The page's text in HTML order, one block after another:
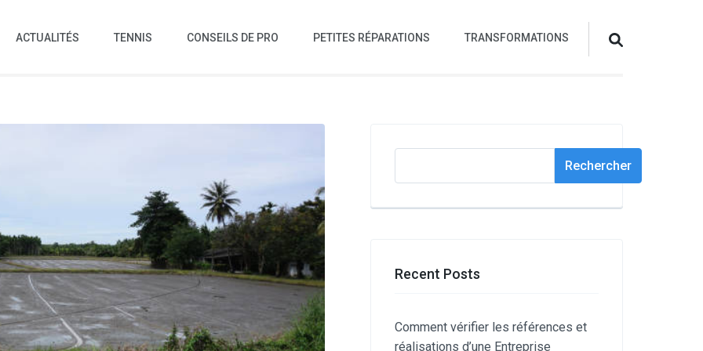
ACTUALITÉS TENNIS CONSEILS DE PRO PETITES RÉPARATIONS TRANSFORMATIONS
Rechercher
Recent Posts
Comment vérifier les références et
réalisations d’une Entreprise